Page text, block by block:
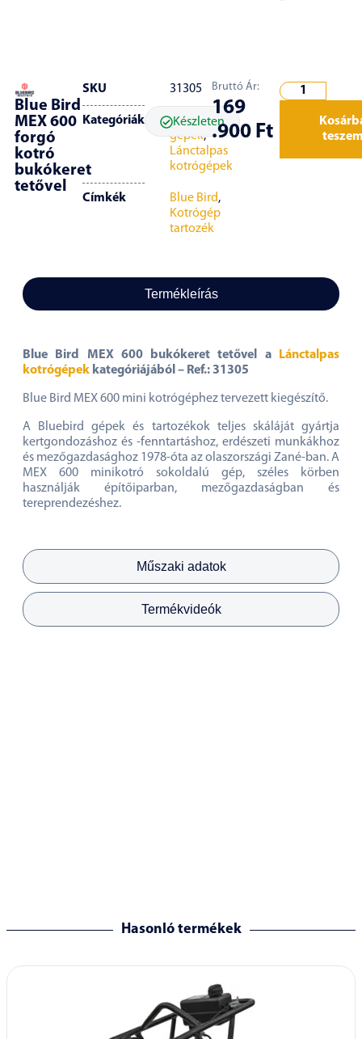
Blue Bird
MEX 600
forgó
kotró
bukókeret
tetővel
SKU 31305
Kategóriák
Építőipari
gépek,
Lánctalpas
kotrógépek
Címkék Blue Bird,
Kotrógép
tartozék
Készleten
Bruttó Ár:
169
.900 Ft
Termékleírás
Műszaki adatok
Termékvideók
Blue Bird MEX 600 bukókeret tetővel a
Lánctalpas
kotrógépek kategóriájából – Ref.: 31305
Blue Bird MEX 600 mini kotrógéphez tervezett kiegészítő.
A Bluebird gépek és tartozékok teljes skáláját gyártja
kertgondozáshoz és -fenntartáshoz, erdészeti munkákhoz
és mezőgazdasághoz 1978-óta az olaszországi Zané-ban. A
MEX 600 minikotró sokoldalú gép, széles körben
használják építőiparban, mezőgazdaságban és
tereprendezéshez.
Hasonló termékek